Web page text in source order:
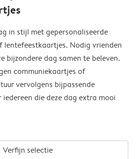
in stijl met gepersonaliseerde
lentefeestkaartjes. Nodig vrienden
bijzondere dag samen te beleven.
communiekaartjes of
vervolgens bijpassende
die deze dag extra mooi
Verfijn selectie